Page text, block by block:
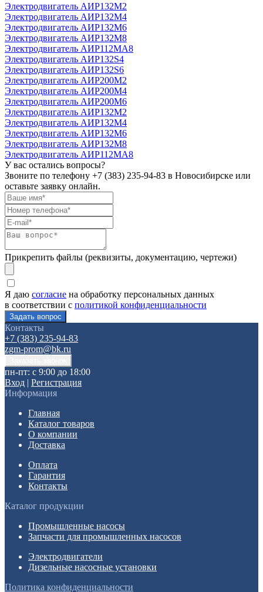
Электродвигатель АИР132М2
Электродвигатель АИР132М4
Электродвигатель АИР132М6
Электродвигатель АИР132М8
Электродвигатель АИР112МА8
Электродвигатель АИР132S4
Электродвигатель АИР132S6
Электродвигатель АИР200М2
Электродвигатель АИР200М4
Электродвигатель АИР200М6
Электродвигатель АИР132М2
Электродвигатель АИР132М4
Электродвигатель АИР132М6
Электродвигатель АИР132М8
Электродвигатель АИР112МА8
У вас остались вопросы?
Звоните по телефону +7 (383) 235-94-83 в Новосибирске или
оставьте заявку онлайн.
Прикрепить файлы (реквизиты, документацию, чертежи)
Я даю согласие на обработку персональных данных
в соответствии с политикой конфиденциальности
Контакты
+7 (383) 235-94-83
zgm-prom@bk.ru
пн-пт: с 9:00 до 18:00
Вход | Регистрация
Информация
Главная
Каталог товаров
О компании
Доставка
Оплата
Гарантия
Контакты
Каталог продукции
Промышленные насосы
Запчасти для промышленных насосов
Электродвигатели
Дизельные насосные установки
Политика конфиденциальности